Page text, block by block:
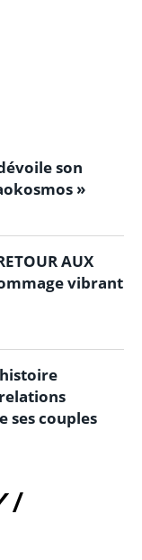
son
»
AUX
vibrant
ses couples
/